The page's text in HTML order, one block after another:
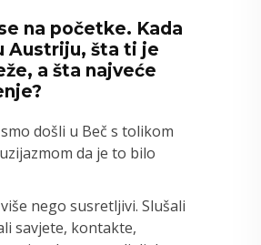
na početke. Kada
Austriju, šta ti je
a šta najveće
došli u Beč s tolikom
da je to bilo
nego susretljivi. Slušali
savjete, kontakte,